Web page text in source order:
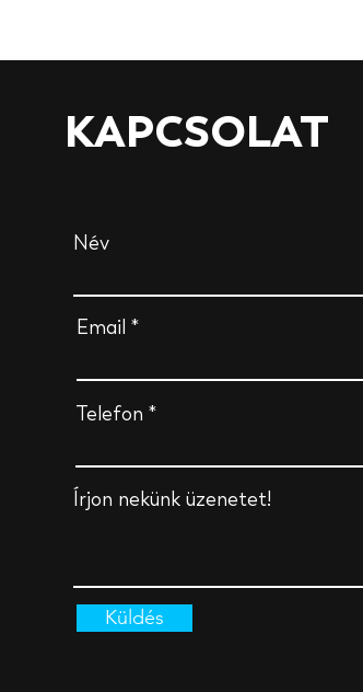
KAPCSOLAT
Név
Email
Telefon
Írjon nekünk üzenetet!
Küldés